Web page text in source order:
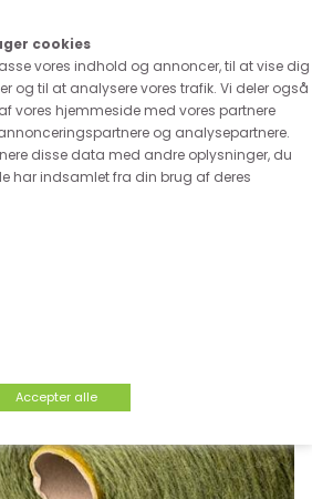
cookies
vores indhold og annoncer, til at vise dig
og til at analysere vores trafik. Vi deler også
vores hjemmeside med vores partnere
og analysepartnere.
disse data med andre oplysninger, du
har indsamlet fra din brug af deres
TRÅDE